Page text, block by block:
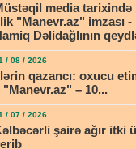
media tarixində
"Manevr.az" imzası -
Dəlidağlının
/ 08 / 2026
qazancı: oxucu
"Manevr.az" – 10...
/ 07 / 2026
şairə ağır itki